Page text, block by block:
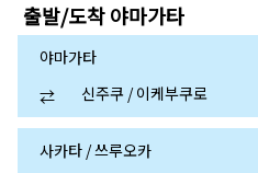
출발/도착야마가타
야마가타
⇄
신주쿠 / 이케부쿠로
사카타 / 쓰루오카